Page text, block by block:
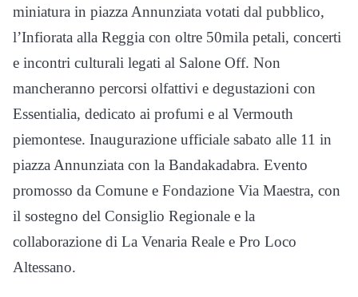
miniatura in piazza Annunziata votati dal pubblico,
l’Infiorata alla Reggia con oltre 50mila petali, concerti
e incontri culturali legati al Salone Off. Non
mancheranno percorsi olfattivi e degustazioni con
Essentialia, dedicato ai profumi e al Vermouth
piemontese. Inaugurazione ufficiale sabato alle 11 in
piazza Annunziata con la Bandakadabra. Evento
promosso da Comune e Fondazione Via Maestra, con
il sostegno del Consiglio Regionale e la
collaborazione di La Venaria Reale e Pro Loco
Altessano.